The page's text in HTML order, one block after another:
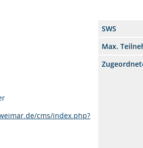
SWS
Max.
cms/index.php?